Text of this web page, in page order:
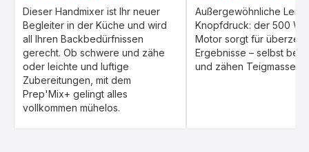
Dieser Handmixer ist Ihr neuer
Begleiter in der Küche und wird
all Ihren Backbedürfnissen
gerecht. Ob schwere und zähe
oder leichte und luftige
Zubereitungen, mit dem
Prep'Mix+ gelingt alles
vollkommen mühelos.
Außergewöhnliche
Knopfdruck: der 500
Motor sorgt für
Ergebnisse – selbst bei
und zähen Teigmassen.